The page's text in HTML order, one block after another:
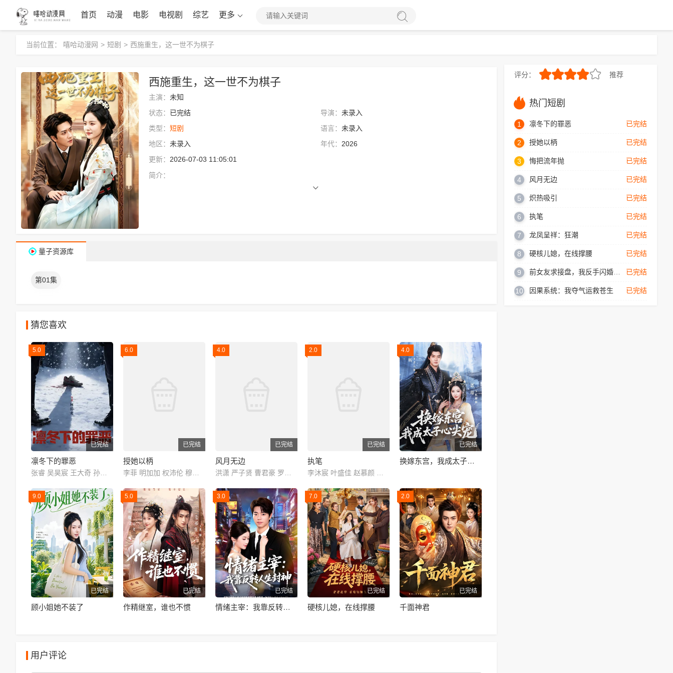
首页 动漫 电影 电视剧 综艺 更多
当前位置： 嘻哈动漫网 > 短剧 > 西施重生，这一世不为棋子
西施重生，这一世不为棋子
主演： 未知
状态： 已完结 导演： 未录入
类型： 短剧 语言： 未录入
地区： 未录入 年代： 2026
更新： 2026-07-03 11:05:01
简介：
量子资源库
第01集
猜您喜欢
5.0
已完结
凛冬下的罪恶
6.0
已完结
授她以柄
4.0
已完结
风月无边
2.0
已完结
执笔
4.0
已完结
换嫁东宫，我成太子心尖宠
9.0
已完结
顾小姐她不装了
5.0
已完结
作精继室，谁也不惯
3.0
已完结
情绪主宰：我靠反转人生封神
7.0
已完结
硬核儿媳，在线撑腰
2.0
已完结
千面神君
用户评论
评分： 推荐
热门短剧
1 已完结
凛冬下的罪恶
2 已完结
授她以柄
3 已完结
悔把流年抛
4 已完结
风月无边
5 已完结
炽热吸引
6 已完结
执笔
7 已完结
龙凤呈祥：狂潮
8 已完结
硬核儿媳，在线撑腰
9 已完结
前女友求接盘，我反手闪婚女神
10 已完结
因果系统：我夺气运救苍生